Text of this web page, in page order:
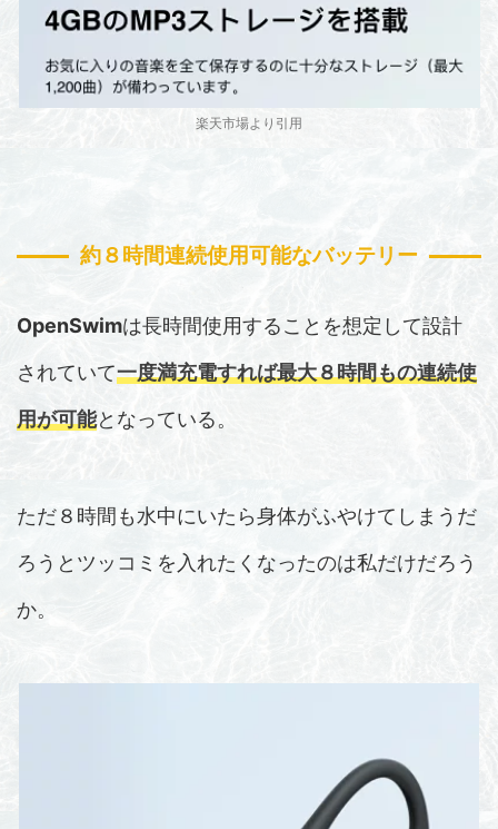
楽天市場より引用
約８時間連続使用可能なバッテリー
OpenSwimは長時間使用することを想定して設計
されていて一度満充電すれば最大８時間もの連続使
用が可能となっている。
ただ８時間も水中にいたら身体がふやけてしまうだ
ろうとツッコミを入れたくなったのは私だけだろう
か。